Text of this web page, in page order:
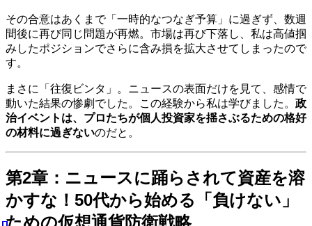
その合意はあくまで「一時的なつなぎ予算」に過ぎず、数週
間後に再び同じ問題が再燃。市場は再び下落し、私は高値掴
みしたポジションでさらに含み損を拡大させてしまったので
す。
まさに「往復ビンタ」。ニュースの表面だけを見て、感情で
動いた結果の惨劇でした。この経験から私は学びました。 政
治イベントは、プロたちが個人投資家を揺さぶるための格好
の材料に過ぎないのだと。
第2章：ニュースに踊らされて資産を溶
かすな！50代から始める「負けない」
ための仮想通貨防衛戦略